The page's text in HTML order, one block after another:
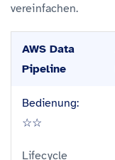
vereinfachen.
AWS Data
Pipeline
Bedienung:
☆☆
Lifecycle